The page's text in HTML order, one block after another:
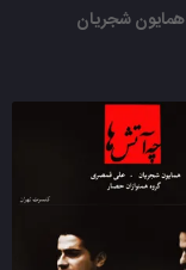
همایون شجریان